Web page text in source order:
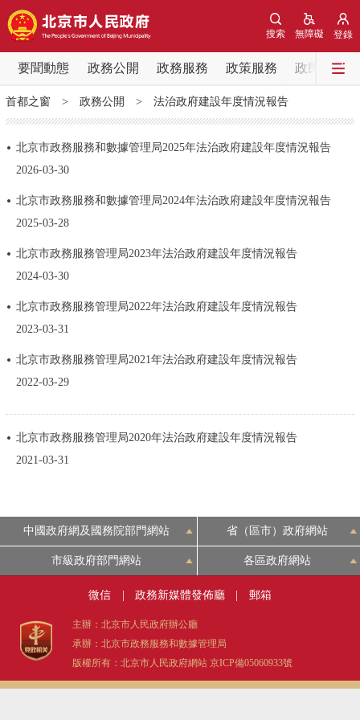
登錄
無障礙
搜索
要聞動態 政務公開 政務服務 政策服務 政民互動
要聞動態
黨中央精神 國務院資訊 中央部委動態
北京要聞 會議資訊 部門動態
各區熱點
市領導
政策兌現
決策公開
個人服務
仲介服務 陽光政務
12345網上接訴即辦 我要諮詢
參與調查 線上訪談 圖説互動
首都之窗> 政務公開 > 法治政府建設年度情況報告
北京市政務服務和數據管理局2025年法治政府建設年度情況報告
2026-03-30
北京市政務服務和數據管理局2024年法治政府建設年度情況報告
2025-03-28
北京市政務服務管理局2023年法治政府建設年度情況報告
2024-03-30
​北京市政務服務管理局2022年法治政府建設年度情況報告
2023-03-31
北京市政務服務管理局2021年法治政府建設年度情況報告
2022-03-29
北京市政務服務管理局2020年法治政府建設年度情況報告
2021-03-31
中國政府網及國務院部門網站 省（區市）政府網站
市級政府部門網站 各區政府網站
微信 政務新媒體發佈廳 郵箱
主辦：北京市人民政府辦公廳
承辦：北京市政務服務和數據管理局
版權所有：北京市人民政府網站 京ICP備05060933號